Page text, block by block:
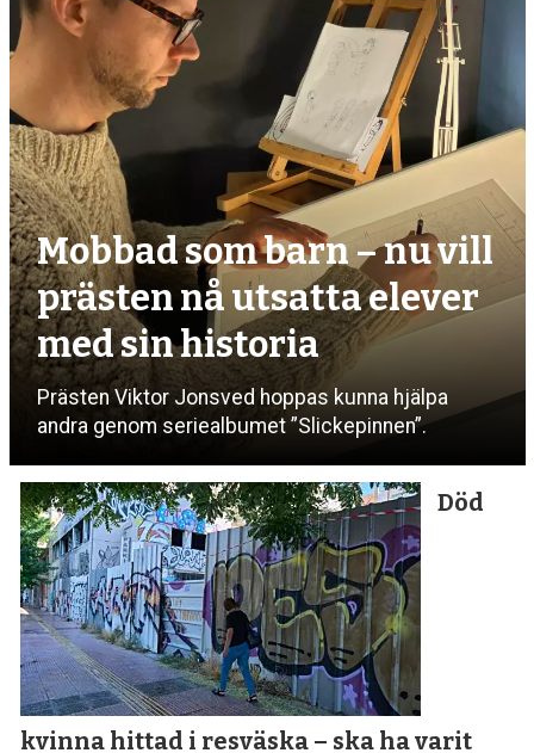
Mobbad som barn – nu vill
prästen nå utsatta elever
med sin historia
Prästen Viktor Jonsved hoppas kunna hjälpa
andra genom seriealbumet ”Slickepinnen”.
Död
kvinna hittad i resväska – ska ha varit